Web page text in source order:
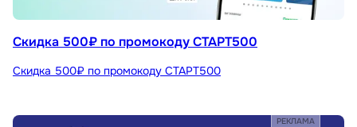
Скидка 500₽ по промокоду СТАРТ500
Скидка 500₽ по промокоду СТАРТ500
РЕКЛАМА